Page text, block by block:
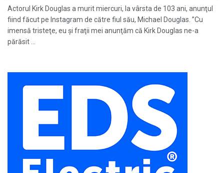
Actorul Kirk Douglas a murit miercuri, la vârsta de 103 ani, anunţul
fiind făcut pe Instagram de către fiul său, Michael Douglas. ”Cu
imensă tristeţe, eu şi fraţii mei anunţăm că Kirk Douglas ne-a
părăsit ...